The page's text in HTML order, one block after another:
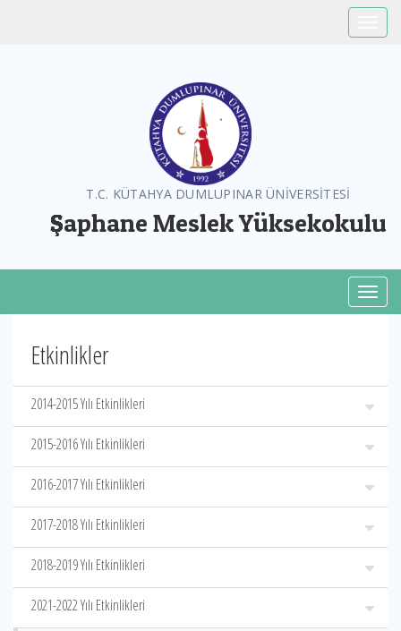
T.C. KÜTAHYA DUMLUPINAR ÜNİVERSİTESİ
Şaphane Meslek Yüksekokulu
Etkinlikler
2014-2015 Yılı Etkinlikleri
2015-2016 Yılı Etkinlikleri
2016-2017 Yılı Etkinlikleri
2017-2018 Yılı Etkinlikleri
2018-2019 Yılı Etkinlikleri
2021-2022 Yılı Etkinlikleri